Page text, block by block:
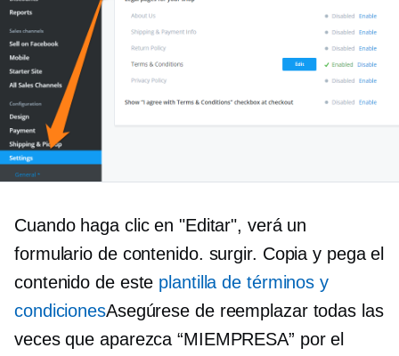
Cuando haga clic en "Editar", verá un
formulario de contenido. surgir. Copia y pega el
contenido de este plantilla de términos y
condicionesAsegúrese de reemplazar todas las
veces que aparezca “MIEMPRESA” por el